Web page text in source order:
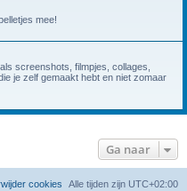
mee!
screenshots, filmpjes, collages,
je zelf gemaakt hebt en niet zomaar
Ga naar
Alle tijden zijn UTC+02:00
cookies